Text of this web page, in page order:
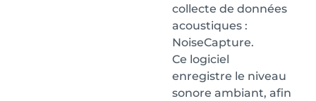
collecte de données
acoustiques :
NoiseCapture.
Ce logiciel
enregistre le niveau
sonore ambiant, afin